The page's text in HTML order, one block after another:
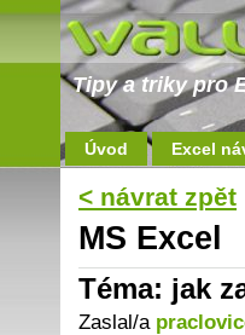
Tipy a triky pro
Úvod Excel
< návrat zpět
MS Excel
Téma: jak
Zaslal/a